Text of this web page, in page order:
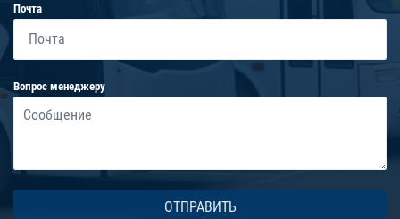
Почта
Вопрос менеджеру